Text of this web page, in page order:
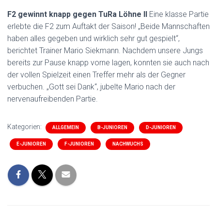
F2 gewinnt knapp gegen TuRa Löhne II Eine klasse Partie
erlebte die F2 zum Auftakt der Saison! „Beide Mannschaften
haben alles gegeben und wirklich sehr gut gespielt“,
berichtet Trainer Mario Siekmann. Nachdem unsere Jungs
bereits zur Pause knapp vorne lagen, konnten sie auch nach
der vollen Spielzeit einen Treffer mehr als der Gegner
verbuchen. „Gott sei Dank“, jubelte Mario nach der
nervenaufreibenden Partie.
Kategorien: ALLGEMEIN B-JUNIOREN D-JUNIOREN
E-JUNIOREN F-JUNIOREN NACHWUCHS